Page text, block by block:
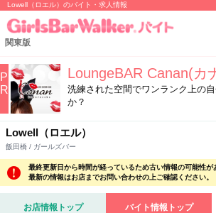
Lowell（ロエル）のバイト・求人情報
関東版
P
R
LoungeBAR Canan(カ
洗練された空間でワンランク上の
か？
Lowell（ロエル）
飯田橋 / ガールズバー
最終更新日から時間が経っているため古い情報の可能性が
最新の情報はお店までお問い合わせの上ご確認ください。
お店情報トップ バイト情報トップ